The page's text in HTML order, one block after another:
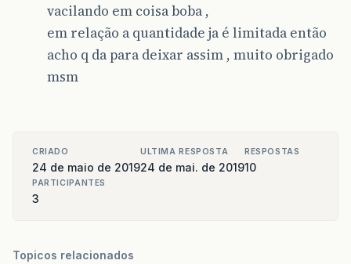
vacilando em coisa boba ,
em relação a quantidade ja é limitada então
acho q da para deixar assim , muito obrigado
msm
CRIADO
24 de maio de 2019
ULTIMA RESPOSTA
24 de mai. de 2019
RESPOSTAS
10
PARTICIPANTES
3
Topicos relacionados